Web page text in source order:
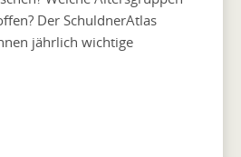
Der SchuldnerAtlas
jährlich wichtige